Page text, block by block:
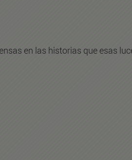
en las historias que esas